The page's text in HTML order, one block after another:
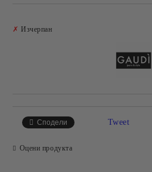
✗ Изчерпан
Сподели Tweet
Оцени продукта